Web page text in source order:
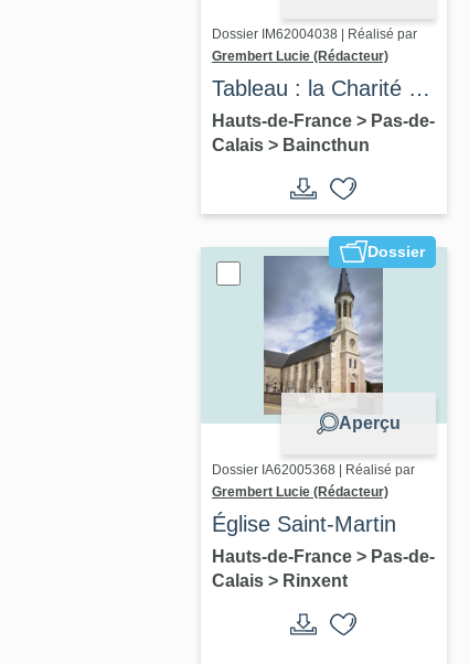
Dossier IM62004038 | Réalisé par
Grembert Lucie (Rédacteur)
Tableau : la Charité de
Saint Martin
Hauts-de-France > Pas-de-
Calais > Baincthun
Dossier
Aperçu
Dossier IA62005368 | Réalisé par
Grembert Lucie (Rédacteur)
Église Saint-Martin
Hauts-de-France > Pas-de-
Calais > Rinxent